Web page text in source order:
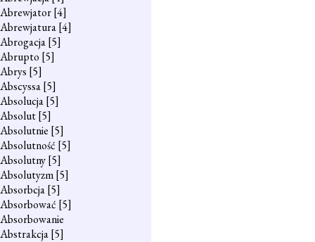
Abrewjator[4]
Abrewjatura[4]
Abrogacja[5]
Abrupto [5]
Abrys [5]
Abscyssa[5]
Absolucja[5]
Absolut[5]
Absolutnie [5]
Absolutność [5]
Absolutny[5]
Absolutyzm[5]
Absorbcja[5]
Absorbować [5]
Absorbowanie
Abstrakcja[5]